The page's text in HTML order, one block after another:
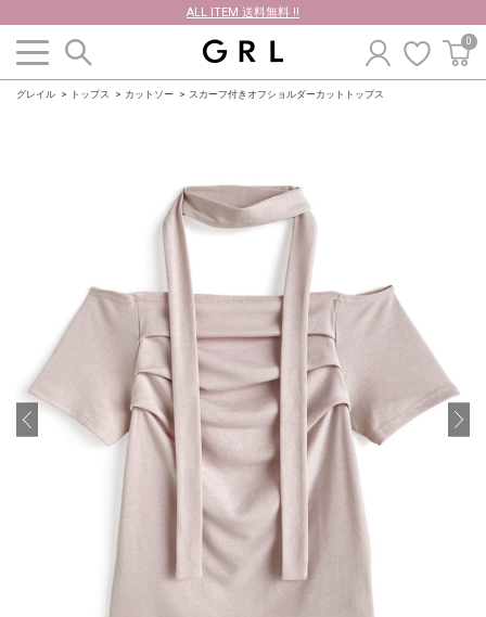
ALL ITEM 送料無料 !!
0
グレイル トップス カットソー スカーフ付きオフショルダーカットトップス